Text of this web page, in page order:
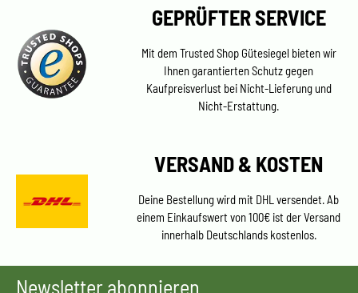
GEPRÜFTER SERVICE
Mit dem Trusted Shop Gütesiegel bieten wir
Ihnen garantierten Schutz gegen
Kaufpreisverlust bei Nicht-Lieferung und
Nicht-Erstattung.
VERSAND & KOSTEN
Deine Bestellung wird mit DHL versendet. Ab
einem Einkaufswert von 100€ ist der Versand
innerhalb Deutschlands kostenlos.
Newsletter abonnieren